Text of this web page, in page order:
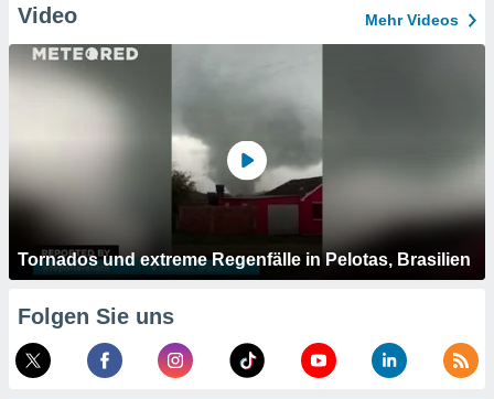
Video Mehr Videos
Tornados und extreme Regenfälle in Pelotas, Brasilien
Folgen Sie uns